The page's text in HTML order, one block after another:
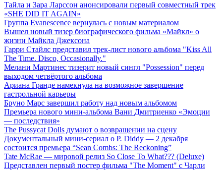
Тайла и Зара Ларссон анонсировали первый совместный трек
«SHE DID IT AGAIN»
Группа Evanescence вернулась с новым материалом
Вышел новый тизер биографического фильма «Майкл» о
жизни Майкла Джексона
Гарри Стайлс представил трек-лист нового альбома "Kiss All
The Time. Disco, Occasionally."
Мелани Мартинес тизерит новый сингл "Possession" перед
выходом четвёртого альбома
Ариана Гранде намекнула на возможное завершение
гастрольной карьеры
Бруно Марс завершил работу над новым альбомом
Премьера нового мини-альбома Вани Дмитриенко «Эмоции
— последствия»
The Pussycat Dolls думают о возвращении на сцену
Документальный мини-сериал о P. Diddy — 2 декабря
состоится премьера “Sean Combs: The Reckoning”
Tate McRae — мировой релиз So Close To What??? (Deluxe)
Представлен первый постер фильма "The Moment" с Чарли